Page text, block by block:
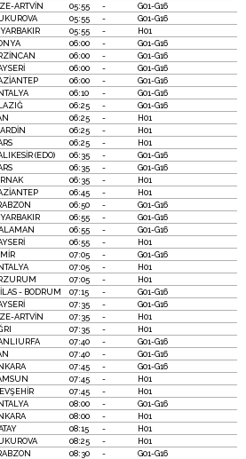
ARTVİN 05:55 -
G01-G16
05:55 -
G01-G16
05:55 -
H01
06:00 -
G01-G16
06:00 -
G01-G16
06:00 -
G01-G16
06:00 -
G01-G16
06:10 -
G01-G16
06:25 -
G01-G16
06:25 -
H01
06:25 -
H01
06:25 -
H01
(EDO) 06:35 -
G01-G16
06:35 -
G01-G16
06:35 -
H01
06:45 -
H01
06:50 -
G01-G16
06:55 -
G01-G16
06:55 -
G01-G16
06:55 -
H01
07:05 -
G01-G16
07:05 -
H01
07:05 -
H01
- BODRUM 07:15 -
G01-G16
07:35 -
G01-G16
ARTVİN 07:35 -
H01
07:35 -
H01
07:40 -
G01-G16
07:40 -
G01-G16
07:45 -
G01-G16
07:45 -
H01
07:45 -
H01
08:00 -
G01-G16
08:00 -
H01
08:15 -
H01
08:25 -
H01
08:30 -
G01-G16